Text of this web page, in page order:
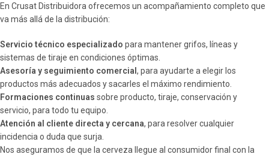
En Crusat Distribuidora ofrecemos un acompañamiento completo que
va más allá de la distribución:
Servicio técnico especializado para mantener grifos, líneas y
sistemas de tiraje en condiciones óptimas.
Asesoría y seguimiento comercial , para ayudarte a elegir los
productos más adecuados y sacarles el máximo rendimiento.
Formaciones continuas sobre producto, tiraje, conservación y
servicio, para todo tu equipo.
Atención al cliente directa y cercana, para resolver cualquier
incidencia o duda que surja.
Nos aseguramos de que la cerveza llegue al consumidor final con la